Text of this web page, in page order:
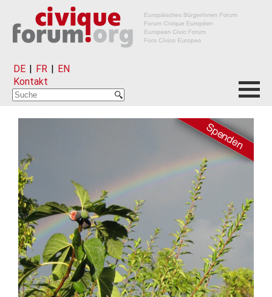
DE | FR | EN
Kontakt